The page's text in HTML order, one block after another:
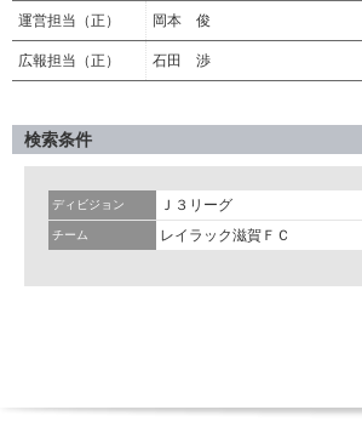
運営担当（正） 岡本 俊
広報担当（正） 石田 渉
検索条件
ディビジョン Ｊ３リーグ
チーム レイラック滋賀ＦＣ